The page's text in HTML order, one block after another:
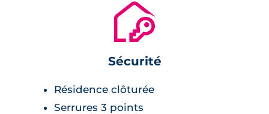
🔐
Sécurité
Résidence clôturée
Serrures 3 points